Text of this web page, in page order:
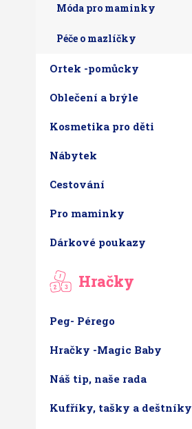
Móda pro maminky
Péče o mazlíčky
Ortek -pomůcky
Oblečení a brýle
Kosmetika pro děti
Nábytek
Cestování
Pro maminky
Dárkové poukazy
Hračky
Peg- Pérego
Hračky -Magic Baby
Náš tip, naše rada
Kufříky, tašky a deštníky